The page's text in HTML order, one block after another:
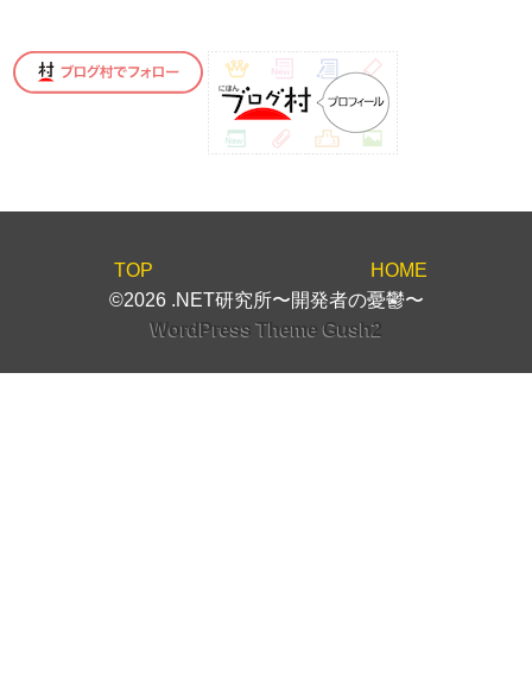
TOP
HOME
©2026 .NET研究所〜開発者の憂鬱〜
WordPress Theme Gush2